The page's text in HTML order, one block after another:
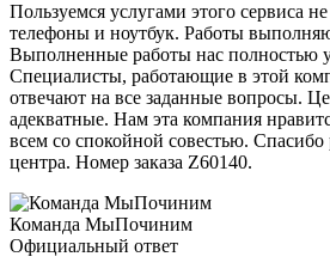
Пользуемся услугами этого сервиса
телефоны и ноутбук. Работы
Выполненные работы нас полностью
Специалисты, работающие в этой
отвечают на все заданные вопросы.
адекватные. Нам эта компания
всем со спокойной совестью. Спасибо
центра. Номер заказа Z60140.
Команда МыПочиним
Официальный ответ